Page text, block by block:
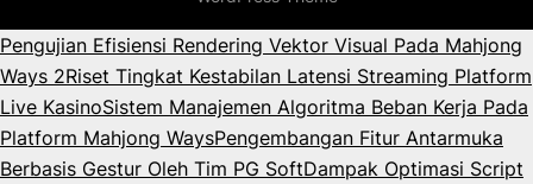
Pengujian Efisiensi Rendering Vektor Visual Pada Mahjong
Ways 2Riset Tingkat Kestabilan Latensi Streaming Platform
Live KasinoSistem Manajemen Algoritma Beban Kerja Pada
Platform Mahjong WaysPengembangan Fitur Antarmuka
Berbasis Gestur Oleh Tim PG SoftDampak Optimasi Script